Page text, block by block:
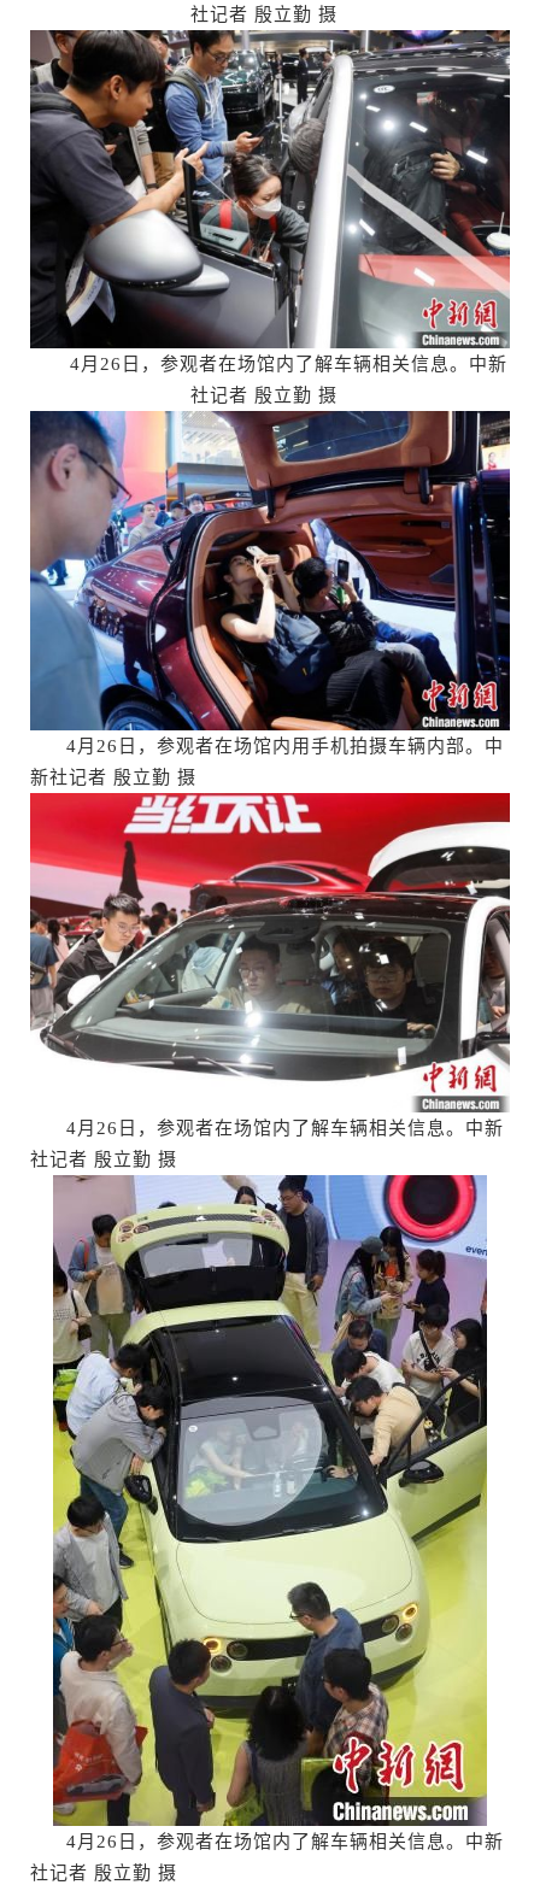
社记者 殷立勤 摄
4月26日，参观者在场馆内了解车辆相关信息。中新
社记者 殷立勤 摄
4月26日，参观者在场馆内用手机拍摄车辆内部。中
新社记者 殷立勤 摄
4月26日，参观者在场馆内了解车辆相关信息。中新
社记者 殷立勤 摄
4月26日，参观者在场馆内了解车辆相关信息。中新
社记者 殷立勤 摄